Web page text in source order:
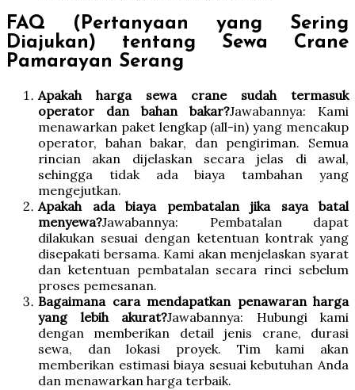
FAQ (Pertanyaan yang Sering
Diajukan) tentang Sewa Crane
Pamarayan Serang
Apakah harga sewa crane sudah termasuk
operator dan bahan bakar?Jawabannya: Kami
menawarkan paket lengkap (all-in) yang mencakup
operator, bahan bakar, dan pengiriman. Semua
rincian akan dijelaskan secara jelas di awal,
sehingga tidak ada biaya tambahan yang
mengejutkan.
Apakah ada biaya pembatalan jika saya batal
menyewa?Jawabannya: Pembatalan dapat
dilakukan sesuai dengan ketentuan kontrak yang
disepakati bersama. Kami akan menjelaskan syarat
dan ketentuan pembatalan secara rinci sebelum
proses pemesanan.
Bagaimana cara mendapatkan penawaran harga
yang lebih akurat?Jawabannya: Hubungi kami
dengan memberikan detail jenis crane, durasi
sewa, dan lokasi proyek. Tim kami akan
memberikan estimasi biaya sesuai kebutuhan Anda
dan menawarkan harga terbaik.